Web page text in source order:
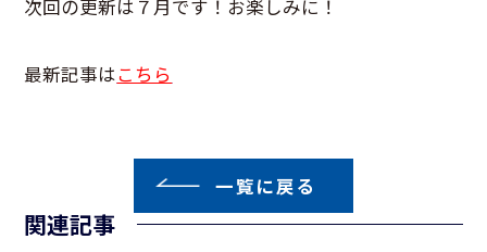
次回の更新は７月です！お楽しみに！
最新記事はこちら
一覧に戻る
関連記事